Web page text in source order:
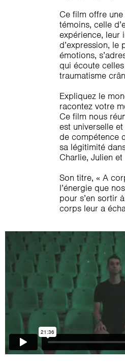
Ce film offre
témoins, celle
expérience, leur
d’expression, le
émotions,
qui écoute
traumatisme
Expliquez le
racontez votre
Ce film nous
est universelle
de compétence
sa légitimité
Charlie, Julien et
Son titre, « A
l’énergie que
pour s’en sortir
corps leur a